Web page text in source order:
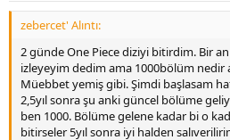
zebercet' Alıntı:
2 günde One Piece diziyi bitirdim. Bir
izleyeyim dedim ama 1000bölüm nedir
Müebbet yemiş gibi. Şimdi başlasam
2,5yıl sonra şu anki güncel bölüme
ben 1000. Bölüme gelene kadar bi o
bitirseler 5yıl sonra iyi halden